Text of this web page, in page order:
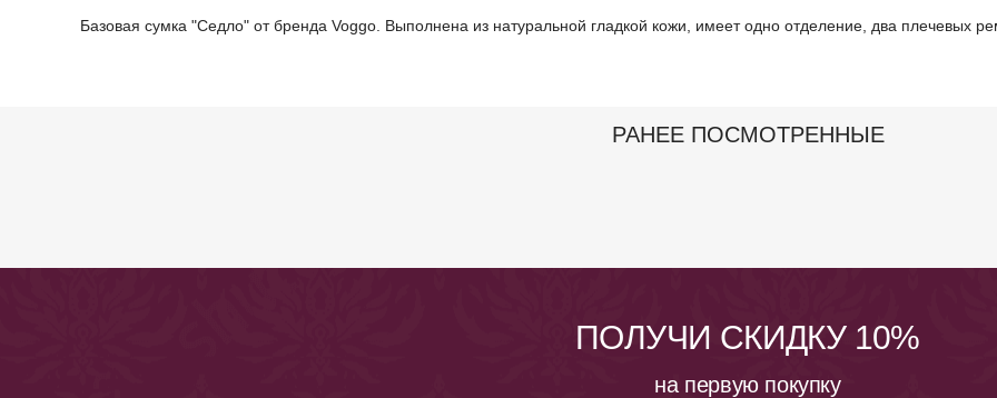
Базовая сумка "Седло" от бренда Voggo. Выполнена из натуральной гладкой кожи, имеет одно отделение, два плечевых
РАНЕЕ ПОСМОТРЕННЫЕ
ПОЛУЧИ СКИДКУ 10%
на первую покупку